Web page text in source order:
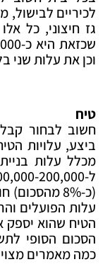
לכיריים לבישול,
גז חיצוני, כל
וכן את עלות שני
טיח
חשוב לבחור
ביצע, עלויות
מכלל עלות
עלות הפועלים
הטיח שהוא יספק
הסכום הסופי
כמה מאמרים